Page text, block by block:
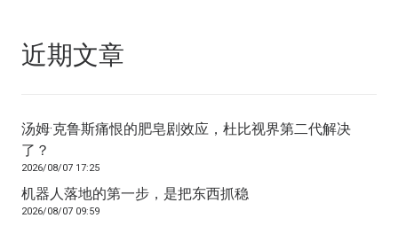
近期文章
汤姆·克鲁斯痛恨的肥皂剧效应，杜比视界第二代解决
了？
2026/08/07 17:25
机器人落地的第一步，是把东西抓稳
2026/08/07 09:59